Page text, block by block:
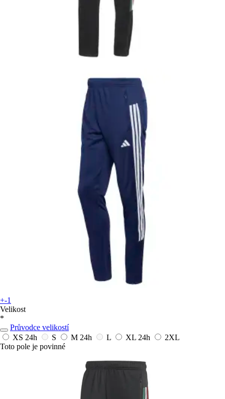
+-1
Velikost
*
Průvodce velikostí
XS 24h S M 24h L XL 24h
2XL
Toto pole je povinné